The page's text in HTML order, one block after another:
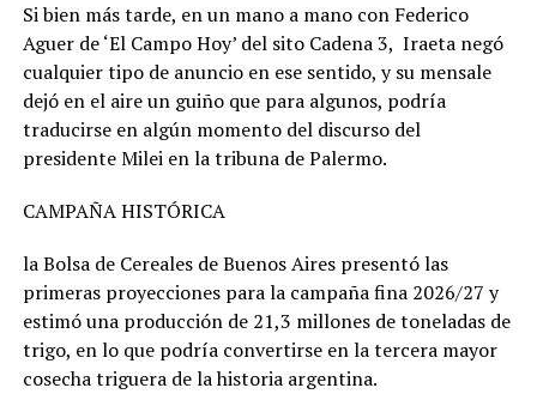
Si bien más tarde, en un mano a mano con Federico
Aguer de ‘El Campo Hoy’ del sito Cadena 3, Iraeta negó
cualquier tipo de anuncio en ese sentido, y su mensale
dejó en el aire un guiño que para algunos, podría
traducirse en algún momento del discurso del
presidente Milei en la tribuna de Palermo.
CAMPAÑA HISTÓRICA
la Bolsa de Cereales de Buenos Aires presentó las
primeras proyecciones para la campaña fina 2026/27 y
estimó una producción de 21,3 millones de toneladas de
trigo, en lo que podría convertirse en la tercera mayor
cosecha triguera de la historia argentina.